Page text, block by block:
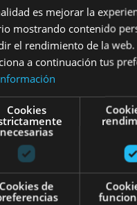
es mejorar la
mostrando contenido
el rendimiento de la web.
a continuación tus
Cookies
necesarias
Cookies de